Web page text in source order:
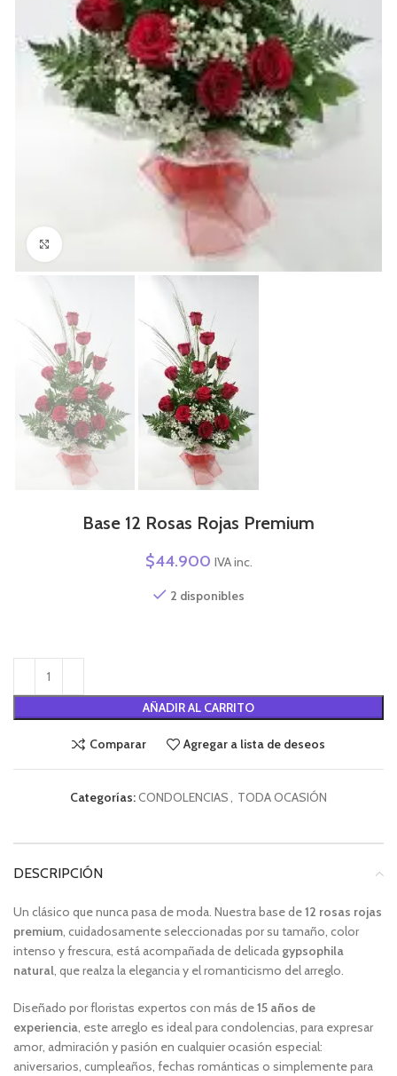
Base 12 Rosas Rojas Premium
$44.900 IVA inc.
2 disponibles
AÑADIR AL CARRITO
Comparar Agregar a lista de deseos
Categorías:CONDOLENCIAS, TODA OCASIÓN
DESCRIPCIÓN
Un clásico que nunca pasa de moda. Nuestra base de12 rosas rojas
premium, cuidadosamente seleccionadas por su tamaño, color
intenso y frescura, está acompañada de delicada gypsophila
natural, que realza la elegancia y el romanticismo del arreglo.
Diseñado por floristas expertos con más de15 años de
experiencia, este arreglo es ideal para condolencias, para expresar
amor, admiración y pasión en cualquier ocasión especial:
aniversarios, cumpleaños, fechas románticas o simplemente para